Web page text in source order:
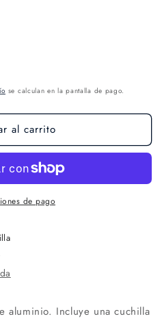
se calculan en la pantalla de pago.
al carrito
de pago
aluminio. Incluye una cuchilla